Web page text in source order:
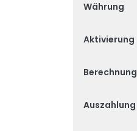
Währung
Aktivierung
Berechnung
Auszahlung